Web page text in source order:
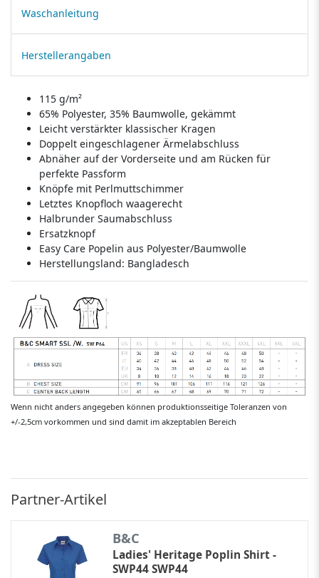
Waschanleitung
Herstellerangaben
115 g/m²
65% Polyester, 35% Baumwolle, gekämmt
Leicht verstärkter klassischer Kragen
Doppelt eingeschlagener Ärmelabschluss
Abnäher auf der Vorderseite und am Rücken für
perfekte Passform
Knöpfe mit Perlmuttschimmer
Letztes Knopfloch waagerecht
Halbrunder Saumabschluss
Ersatzknopf
Easy Care Popelin aus Polyester/Baumwolle
Herstellungsland: Bangladesch
Wenn nicht anders angegeben können produktionsseitige Toleranzen von
+/-2,5cm vorkommen und sind damit im akzeptablen Bereich
Partner-Artikel
B&C
Ladies' Heritage Poplin Shirt -
SWP44 SWP44